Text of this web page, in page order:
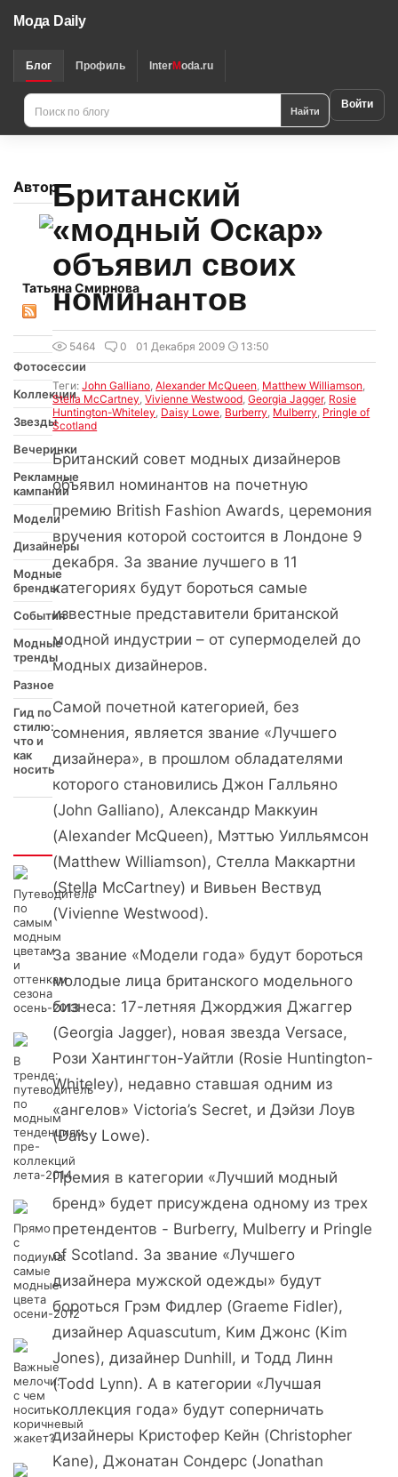
Мода Daily
Блог Профиль InterModa.ru
Найти Войти
Автор
Татьяна Смирнова
Фотосессии
Коллекции
Звезды
Вечеринки
Рекламные
кампании
Модели
Дизайнеры
Модные
бренды
События
Модные
тренды
Разное
Гид по
стилю:
что и
как
носить
Интересно
Путеводитель
по
самым
модным
цветам
и
оттенкам
сезона
осень-2013
В
тренде:
путеводитель
по
модным
тенденциям
пре-
коллекций
лета-2014
Прямо
с
подиума:
самые
модные
цвета
осени-2012
Важные
мелочи:
с чем
носить
коричневый
жакет?
Британский
«модный Оскар»
объявил своих
номинантов
5464 0 01 Декабря 2009 13:50
Теги:John Galliano,Alexander McQueen, Matthew Williamson,
Stella McCartney,Vivienne Westwood,Georgia Jagger, Rosie
Huntington-Whiteley, Daisy Lowe, Burberry, Mulberry, Pringle of
Scotland
Британский совет модных дизайнеров
объявил номинантов на почетную
премию British Fashion Awards, церемония
вручения которой состоится в Лондоне 9
декабря. За звание лучшего в 11
категориях будут бороться самые
известные представители британской
модной индустрии – от супермоделей до
модных дизайнеров.
Самой почетной категорией, без
сомнения, является звание «Лучшего
дизайнера», в прошлом обладателями
которого становились Джон Галльяно
(John Galliano), Александр Маккуин
(Alexander McQueen), Мэттью Уилльямсон
(Matthew Williamson), Стелла Маккартни
(Stella McCartney) и Вивьен Вествуд
(Vivienne Westwood).
За звание «Модели года» будут бороться
молодые лица британского модельного
бизнеса: 17-летняя Джорджия Джаггер
(Georgia Jagger), новая звезда Versace,
Рози Хантингтон-Уайтли (Rosie Huntington-
Whiteley), недавно ставшая одним из
«ангелов» Victoria’s Secret, и Дэйзи Лоув
(Daisy Lowe).
Премия в категории «Лучший модный
бренд» будет присуждена одному из трех
претендентов - Burberry, Mulberry и Pringle
of Scotland. За звание «Лучшего
дизайнера мужской одежды» будут
бороться Грэм Фидлер (Graeme Fidler),
дизайнер Aquascutum, Ким Джонс (Kim
Jones), дизайнер Dunhill, и Тодд Линн
(Todd Lynn). А в категории «Лучшая
коллекция года» будут соперничать
дизайнеры Кристофер Кейн (Christopher
Kane), Джонатан Сондерс (Jonathan